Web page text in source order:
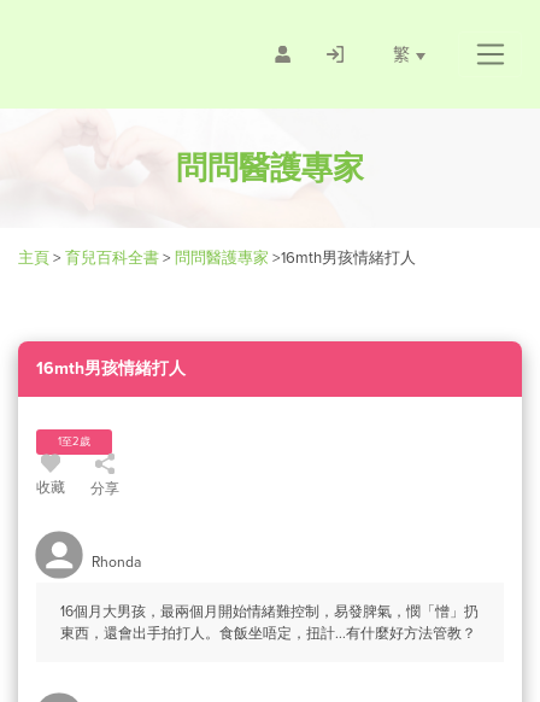
繁
問問醫護專家
主頁> 育兒百科全書> 問問醫護專家 >16mth男孩情緒打人
16mth男孩情緒打人
1至2歲
收藏 分享
Rhonda
16個月大男孩，最兩個月開始情緒難控制，易發脾氣，憫「憎」扔
東西，還會出手拍打人。食飯坐唔定，扭計...有什麼好方法管教？